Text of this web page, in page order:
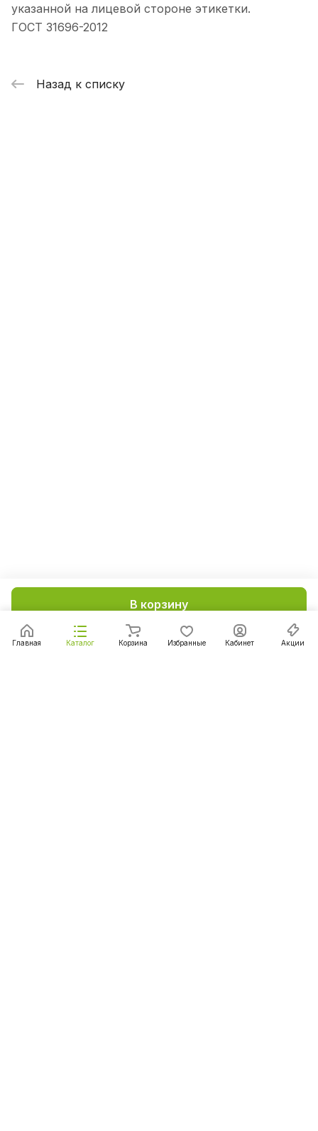
В корзину
указанной на лицевой стороне этикетки.
ГОСТ 31696-2012
Назад к списку
Главная Каталог Корзина Избранные Кабинет Акции